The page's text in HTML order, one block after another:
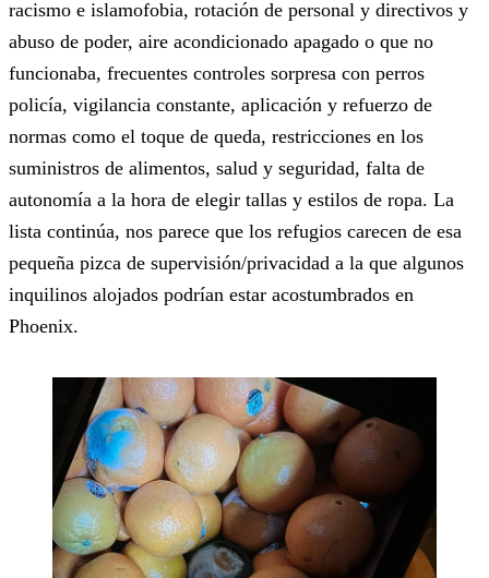
racismo e islamofobia, rotación de personal y directivos y
abuso de poder, aire acondicionado apagado o que no
funcionaba, frecuentes controles sorpresa con perros
policía, vigilancia constante, aplicación y refuerzo de
normas como el toque de queda, restricciones en los
suministros de alimentos, salud y seguridad, falta de
autonomía a la hora de elegir tallas y estilos de ropa. La
lista continúa, nos parece que los refugios carecen de esa
pequeña pizca de supervisión/privacidad a la que algunos
inquilinos alojados podrían estar acostumbrados en
Phoenix.